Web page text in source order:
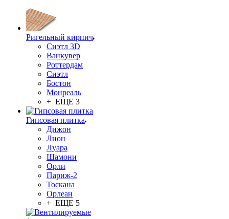
Ригельный кирпич
Сиэтл 3D
Ванкувер
Роттердам
Сиэтл
Бостон
Монреаль
+ ЕЩЕ 3
Гипсовая плитка
Дижон
Лион
Луара
Шамони
Орли
Париж-2
Тоскана
Орлеан
+ ЕЩЕ 5